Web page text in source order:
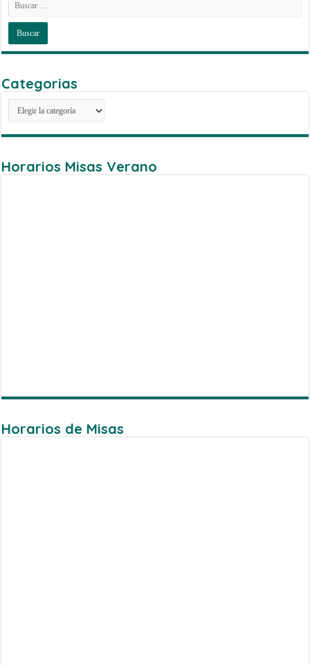
Categorias
Categorias
Horarios Misas Verano
Horarios de Misas